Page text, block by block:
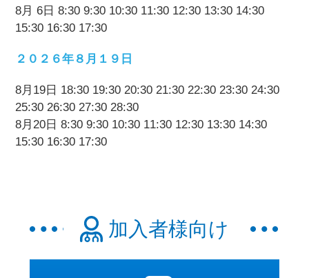
8月 6日 8:30 9:30 10:30 11:30 12:30 13:30 14:30
15:30 16:30 17:30
２０２６年８月１９日
8月19日 18:30 19:30 20:30 21:30 22:30 23:30 24:30
25:30 26:30 27:30 28:30
8月20日 8:30 9:30 10:30 11:30 12:30 13:30 14:30
15:30 16:30 17:30
加入者様向け